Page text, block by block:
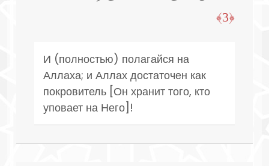
﴿3﴾
И (полностью) полагайся на
Аллаха; и Аллах достаточен как
покровитель [Он хранит того, кто
уповает на Него]!